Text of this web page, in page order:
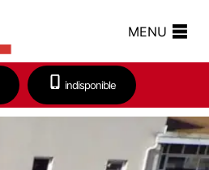
MENU
indisponible